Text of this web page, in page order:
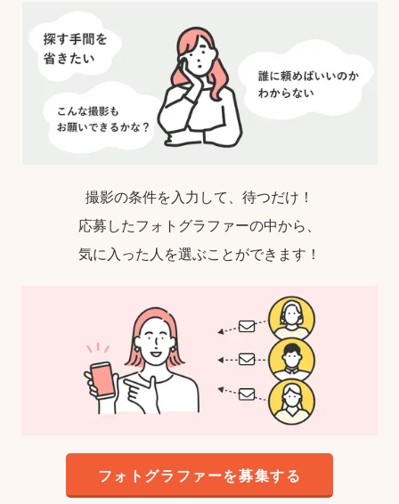
撮影の条件を入力して、待つだけ！
応募したフォトグラファーの中から、
気に入った人を選ぶことができます！
フォトグラファーを募集する